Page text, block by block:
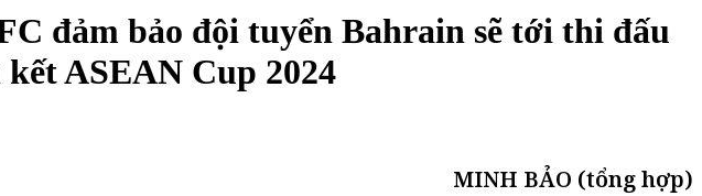
đảm bảo đội tuyển Bahrain sẽ tới thi đấu
ASEAN Cup 2024
MINH BẢO (tổng hợp)